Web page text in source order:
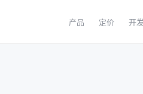
产品 定价 开